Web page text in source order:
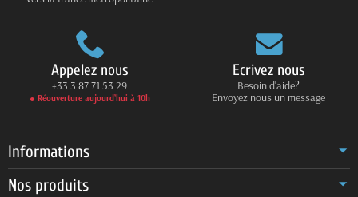
Appelez nous
+33 3 87 71 53 29
● Réouverture aujourd’hui à 10h
Ecrivez nous
Besoin d'aide?
Envoyez nous un message
Informations
Nos produits